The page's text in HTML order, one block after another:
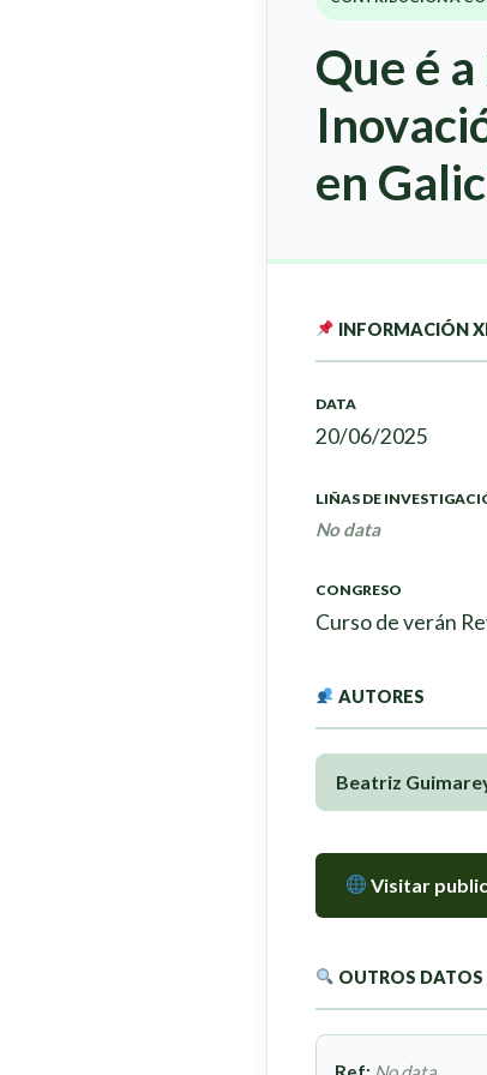
Que é
en
INFORMACIÓN
DATA
20/06/2025
LIÑAS DE
No data
CONGRESO
Curso de verán
AUTORES
Beatriz
Visitar
OUTROS DATOS